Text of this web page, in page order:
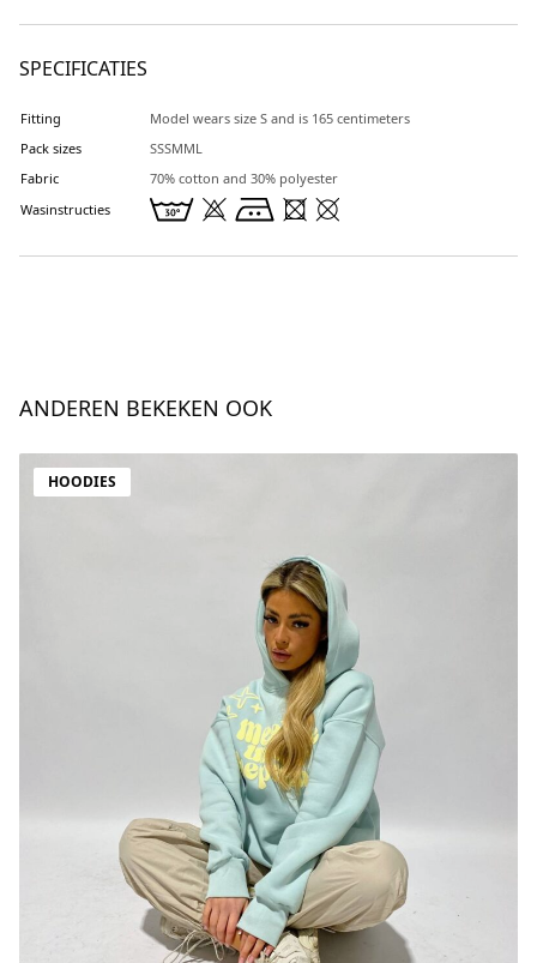
SPECIFICATIES
Fitting
Model wears size S and is 165 centimeters
Pack sizes
SSSMML
Fabric
70% cotton and 30% polyester
Wasinstructies
ANDEREN BEKEKEN OOK
HOODIES